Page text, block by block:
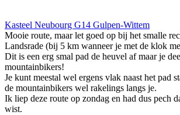
Kasteel Neubourg G14 Gulpen-Wittem
Mooie route, maar let goed op bij het smalle
Landsrade (bij 5 km wanneer je met de klok
Dit is een erg smal pad de heuvel af maar je
mountainbikers!
Je kunt meestal wel ergens vlak naast het pad
de mountainbikers wel rakelings langs je.
Ik liep deze route op zondag en had dus pech
wist.